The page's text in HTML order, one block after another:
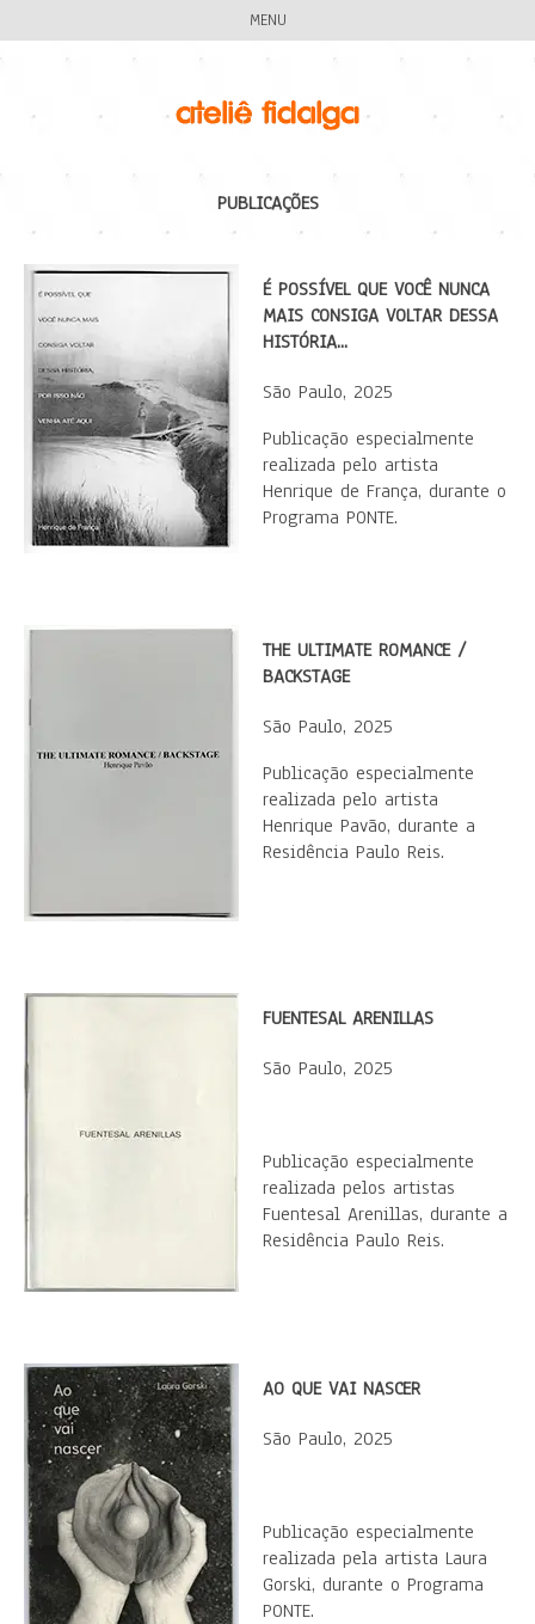
MENU
PUBLICAÇÕES
É POSSÍVEL QUE VOCÊ NUNCA
MAIS CONSIGA VOLTAR DESSA
HISTÓRIA...
São Paulo, 2025
Publicação especialmente
realizada pelo artista
Henrique de França, durante o
Programa PONTE.
THE ULTIMATE ROMANCE /
BACKSTAGE
São Paulo, 2025
Publicação especialmente
realizada pelo artista
Henrique Pavão, durante a
Residência Paulo Reis.
FUENTESAL ARENILLAS
São Paulo, 2025
Publicação especialmente
realizada pelos artistas
Fuentesal Arenillas, durante a
Residência Paulo Reis.
AO QUE VAI NASCER
São Paulo, 2025
Publicação especialmente
realizada pela artista Laura
Gorski, durante o Programa
PONTE.